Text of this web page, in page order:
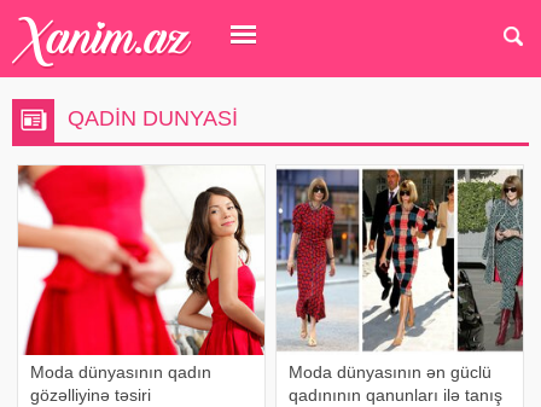
QADIN DUNYASI
Moda dünyasının qadın
gözəlliyinə təsiri
Moda dünyasının ən güclü
qadınının qanunları ilə tanış